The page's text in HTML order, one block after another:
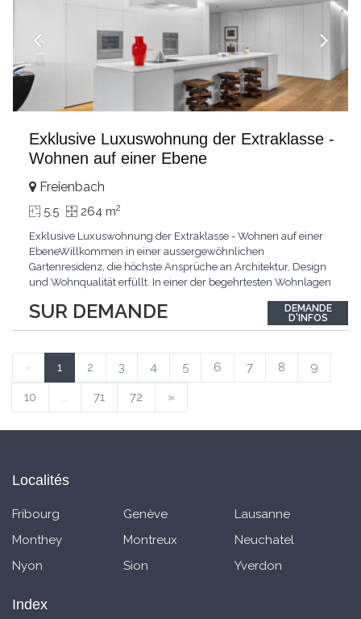
Exklusive Luxuswohnung der Extraklasse -
Wohnen auf einer Ebene
SUR DEMANDE
Freienbach
5.5 264 m2
Exklusive Luxuswohnung der Extraklasse - Wohnen auf einer
EbeneWillkommen in einer aussergewöhnlichen
Gartenresidenz, die höchste Ansprüche an Architektur, Design
und Wohnqualität erfüllt. In einer der begehrtesten Wohnlagen
exklusives Zuhause mit über 230 m² Wohnfläche, das
Grosszügigkeit, Privatsphäre und zeitlose Eleganz auf
DEMANDE
D'INFOS
« 1 2 3 4 5 6 7 8 9
10 ... 71 72 »
Localités
Fribourg Genève
Lausanne
Monthey
Montreux
Neuchatel
Nyon
Sion Yverdon
Index